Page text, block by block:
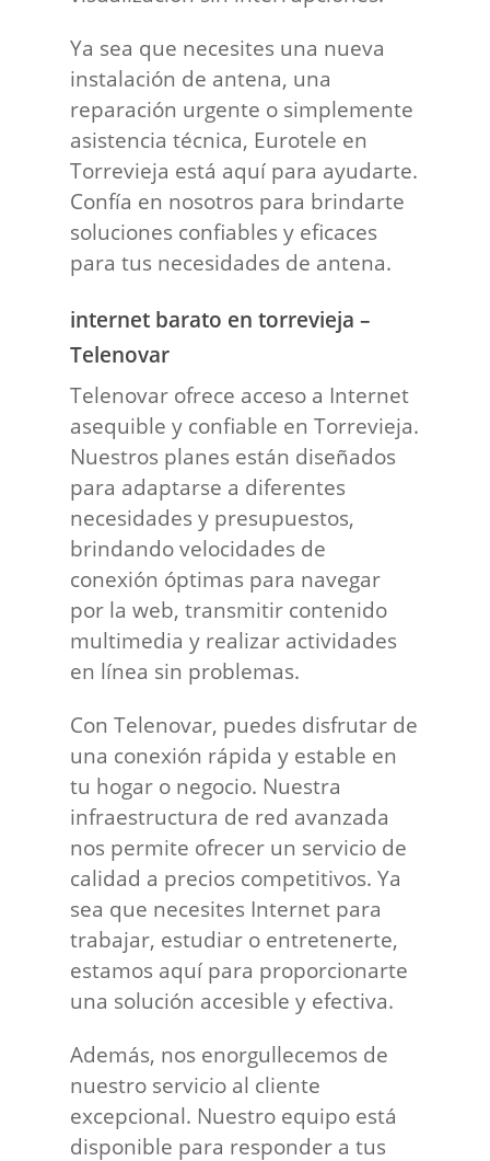
Ya sea que necesites una nueva
instalación de antena, una
reparación urgente o simplemente
asistencia técnica, Eurotele en
Torrevieja está aquí para ayudarte.
Confía en nosotros para brindarte
soluciones confiables y eficaces
para tus necesidades de antena.
internet barato en torrevieja –
Telenovar
Telenovar ofrece acceso a Internet
asequible y confiable en Torrevieja.
Nuestros planes están diseñados
para adaptarse a diferentes
necesidades y presupuestos,
brindando velocidades de
conexión óptimas para navegar
por la web, transmitir contenido
multimedia y realizar actividades
en línea sin problemas.
Con Telenovar, puedes disfrutar de
una conexión rápida y estable en
tu hogar o negocio. Nuestra
infraestructura de red avanzada
nos permite ofrecer un servicio de
calidad a precios competitivos. Ya
sea que necesites Internet para
trabajar, estudiar o entretenerte,
estamos aquí para proporcionarte
una solución accesible y efectiva.
Además, nos enorgullecemos de
nuestro servicio al cliente
excepcional. Nuestro equipo está
disponible para responder a tus